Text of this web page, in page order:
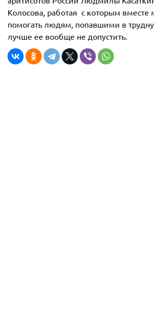
Колосова, работая с которым вместе
помогать людям, попавшими в
лучше ее вообще не допустить.